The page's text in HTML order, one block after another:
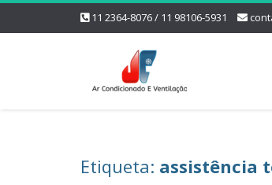
11 2364-8076 / 11 98106-5931
Etiqueta: assistência